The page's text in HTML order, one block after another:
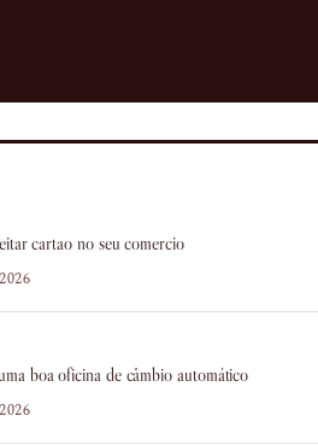
cartao no seu comercio
boa oficina de câmbio automático